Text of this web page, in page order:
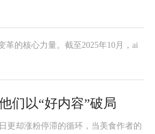
的核心力量。截至2025年10月，ai
们以“好内容”破局
更却涨粉停滞的循环，当美食作者的